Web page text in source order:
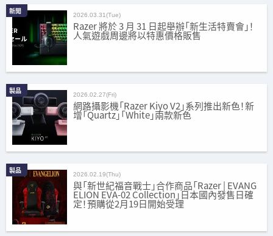
新聞 2026.03.31(Tue)
Razer 將於 3 月 31 日起舉辦「新生活特賣會」！
人氣遊戲周邊將以特惠價格販售
製品 2026.02.27(Fri)
網路攝影機「Razer Kiyo V2」系列推出新色！新
增「Quartz」「White」兩款新色
製品 2026.02.19(Thu)
與「新世紀福音戰士」合作商品「Razer | EVANG
ELION EVA-02 Collection」日本國內發售日確
定！預購從2月19日開始受理